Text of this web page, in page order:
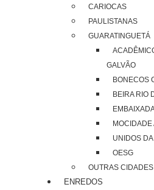
CARIOCAS
PAULISTANAS
GUARATINGUETÁ
GALVÃO
BONECOS
BEIRA RIO
UNIDOS
OESG
OUTRAS CIDADES
ENREDOS